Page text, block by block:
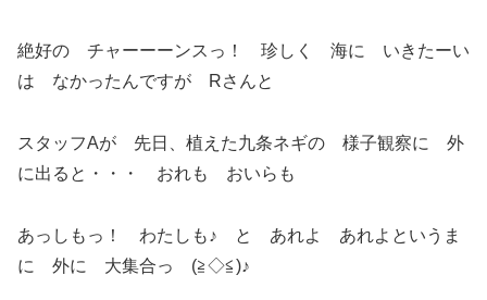
絶好の チャーーーンスっ！ 珍しく 海に いきたーい
は なかったんですが Rさんと
スタッフAが 先日、植えた九条ネギの 様子観察に 外
に出ると・・・ おれも おいらも
あっしもっ！ わたしも♪ と あれよ あれよというま
に 外に 大集合っ (≧◇≦)♪